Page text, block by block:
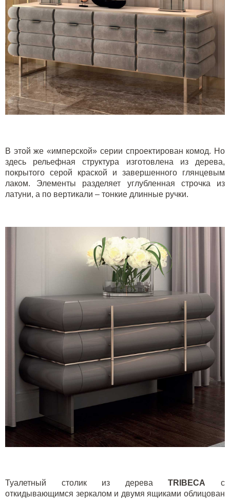
В этой же «имперской» серии спроектирован комод. Но
здесь рельефная структура изготовлена из дерева,
покрытого серой краской и завершенного глянцевым
лаком. Элементы разделяет углубленная строчка из
латуни, а по вертикали – тонкие длинные ручки.
Туалетный столик из дереваTRIBECA с
откидывающимся зеркалом и двумя ящиками облицован